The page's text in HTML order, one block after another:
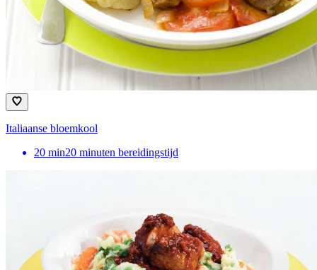
Italiaanse bloemkool
20 min20 minuten bereidingstijd